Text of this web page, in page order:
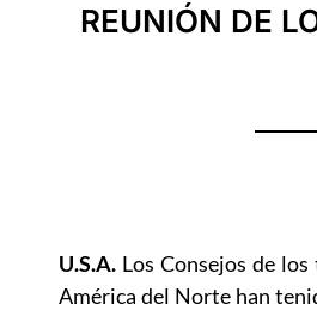
REUNIÓN DE
U.S.A. Los Consejos de
América del Norte han